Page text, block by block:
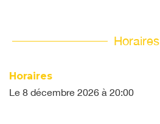
Horaires
Horaires
Le 8 décembre 2026 à 20:00